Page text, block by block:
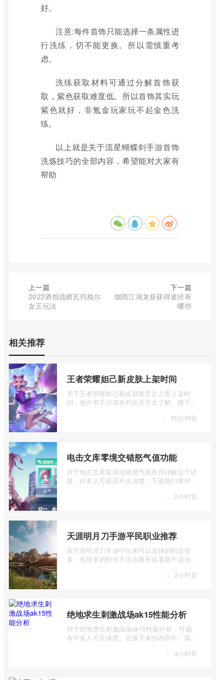
好。
注意:每件首饰只能选择一条属性进
行洗练，切不能更换。所以需慎重考
虑。
洗练获取材料可通过分解首饰获
取，紫色获取难度低。所以首饰其实玩
紫色就好，非氪金玩家玩不起金色洗
练。
以上就是关于流星蝴蝶剑手游首饰
洗炼技巧的全部内容，希望能对大家有
帮助
上一篇
2022酒馆战棋瓦托格尔
女王玩法
下一篇
烟雨江湖龙葵获得途径有
哪些
相关推荐
王者荣耀妲己新皮肤上架时间
关于王者荣耀妲己新皮肤紫罗兰之誓上架时
间，也许有不少朋友对此并不太了解。接下来
· 55分钟前
电击文库零境交错怒气值功能
对于电击文库零境交错怒气值作用详解这个话
题，许多人可能还不太清楚。下面我们将对电
· 2小时前
天涯明月刀手游平民职业推荐
在天涯明月刀手游中玩家可以选择的职业很
多，有很多的职业不适合新手或者是不适合平
· 3小时前
绝地求生刺激战场ak15性能分析
对于绝地求生刺激战场ak15性能分析，可能
有许多人不太清楚。在接下来的内容中，我将
· 4小时前